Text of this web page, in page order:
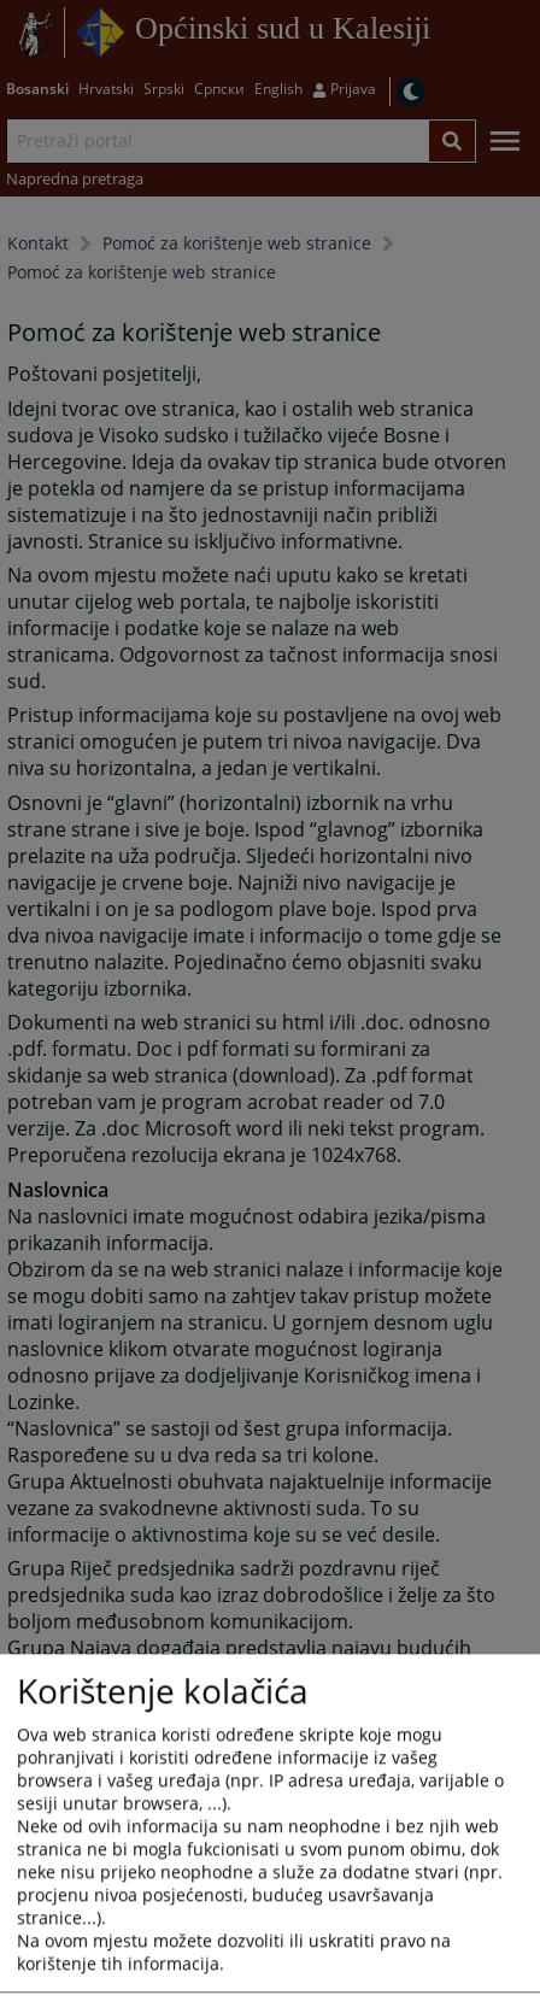
Općinski sud u Kalesiji
Bosanski Hrvatski Srpski Српски English Prijava
Napredna pretraga
Kontakt
Pomoć za korištenje web stranice
Pomoć za korištenje web stranice
Pomoć za korištenje web stranice
Poštovani posjetitelji,
Idejni tvorac ove stranica, kao i ostalih web stranica
sudova je Visoko sudsko i tužilačko vijeće Bosne i
Hercegovine. Ideja da ovakav tip stranica bude otvoren
je potekla od namjere da se pristup informacijama
sistematizuje i na što jednostavniji način približi
javnosti. Stranice su isključivo informativne.
Na ovom mjestu možete naći uputu kako se kretati
unutar cijelog web portala, te najbolje iskoristiti
informacije i podatke koje se nalaze na web
stranicama. Odgovornost za tačnost informacija snosi
sud.
Pristup informacijama koje su postavljene na ovoj web
stranici omogućen je putem tri nivoa navigacije. Dva
niva su horizontalna, a jedan je vertikalni.
Osnovni je “glavni” (horizontalni) izbornik na vrhu
strane strane i sive je boje. Ispod “glavnog” izbornika
prelazite na uža područja. Sljedeći horizontalni nivo
navigacije je crvene boje. Najniži nivo navigacije je
vertikalni i on je sa podlogom plave boje. Ispod prva
dva nivoa navigacije imate i informacijo o tome gdje se
trenutno nalazite. Pojedinačno ćemo objasniti svaku
kategoriju izbornika.
Dokumenti na web stranici su html i/ili .doc. odnosno
.pdf. formatu. Doc i pdf formati su formirani za
skidanje sa web stranica (download). Za .pdf format
potreban vam je program acrobat reader od 7.0
verzije. Za .doc Microsoft word ili neki tekst program.
Preporučena rezolucija ekrana je 1024x768.
Naslovnica
Na naslovnici imate mogućnost odabira jezika/pisma
prikazanih informacija.
Obzirom da se na web stranici nalaze i informacije koje
se mogu dobiti samo na zahtjev takav pristup možete
imati logiranjem na stranicu. U gornjem desnom uglu
naslovnice klikom otvarate mogućnost logiranja
odnosno prijave za dodjeljivanje Korisničkog imena i
Lozinke.
“Naslovnica” se sastoji od šest grupa informacija.
Raspoređene su u dva reda sa tri kolone.
Grupa Aktuelnosti obuhvata najaktuelnije informacije
vezane za svakodnevne aktivnosti suda. To su
informacije o aktivnostima koje su se već desile.
Grupa Riječ predsjednika sadrži pozdravnu riječ
predsjednika suda kao izraz dobrodošlice i želje za što
boljom međusobnom komunikacijom.
Grupa Najava događaja predstavlja najavu budućih
događanja važnih za sud sa datumom događanja.
Grupa često postavljana pitanja prikazuje pitanja i
odgovore koji su najčešće postavljana sudu, a vezana
su za rad suda ili druge aktivnosti vezane za sam sud.
Grupa Raspored suđenja prikazuje detaljne informacije
o suđenjima u sudu za određeni vremenski period.
Grupa Vijesti iz pravosuđa obuhvata informacije koje
su vezane za pravosuđe BiH u cjelini.
Unutar svih grupa starije novosti i informacije osim
onih koje su na naslovnici nisu zbrisane. Klikom na riječ
“više” prebaciti će vas arhivu aktuelnosti ili drugih
informacija.
Korištenje kolačića
Ova web stranica koristi određene skripte koje mogu
pohranjivati i koristiti određene informacije iz vašeg
browsera i vašeg uređaja (npr. IP adresa uređaja, varijable o
sesiji unutar browsera, ...).
Neke od ovih informacija su nam neophodne i bez njih web
stranica ne bi mogla fukcionisati u svom punom obimu, dok
neke nisu prijeko neophodne a služe za dodatne stvari (npr.
procjenu nivoa posjećenosti, budućeg usavršavanja
stranice...).
Na ovom mjestu možete dozvoliti ili uskratiti pravo na
korištenje tih informacija.